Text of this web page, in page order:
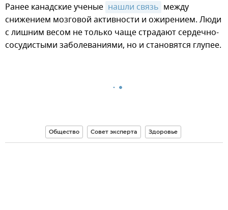
Ранее канадские ученые нашли связь между
снижением мозговой активности и ожирением. Люди
с лишним весом не только чаще страдают сердечно-
сосудистыми заболеваниями, но и становятся глупее.
Общество Совет эксперта Здоровье